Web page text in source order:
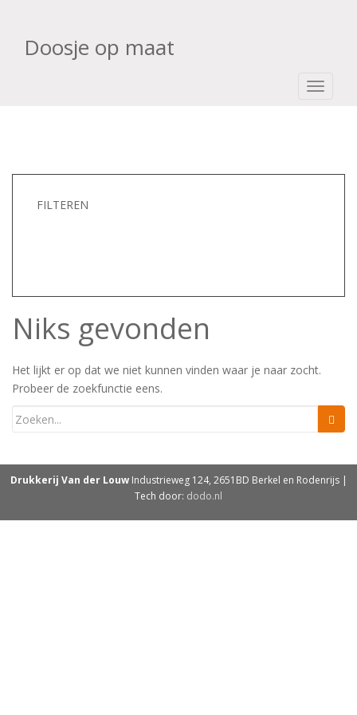
Doosje op maat
FILTEREN
Niks gevonden
Het lijkt er op dat we niet kunnen vinden waar je naar zocht.
Probeer de zoekfunctie eens.
Drukkerij Van der LouwIndustrieweg 124, 2651BD Berkel en Rodenrijs |
Tech door: dodo.nl